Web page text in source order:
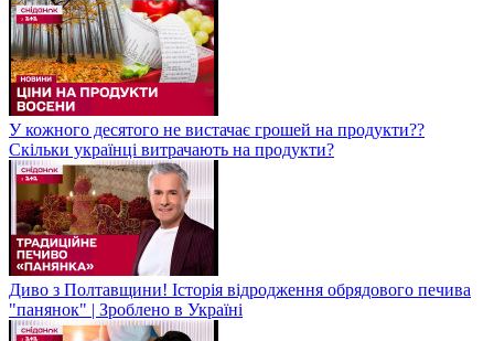
У кожного десятого не вистачає грошей на продукти??
Скільки українці витрачають на продукти?
Диво з Полтавщини! Історія відродження обрядового печива
"панянок" | Зроблено в Україні